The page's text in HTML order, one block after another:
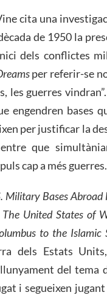
cita una
de 1950 la
dels conflictes
per referir-se
les guerres
engendren bases
per justificar la
que
cap a més guerres.
Military Bases Abroad
The United States of
to the Islamic
dels Estats
del tema
i segueixen